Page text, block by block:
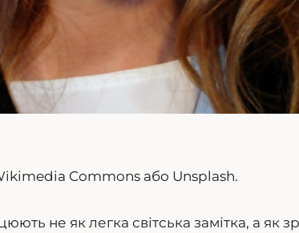
Commons або Unsplash.
не як легка світська замітка, а як